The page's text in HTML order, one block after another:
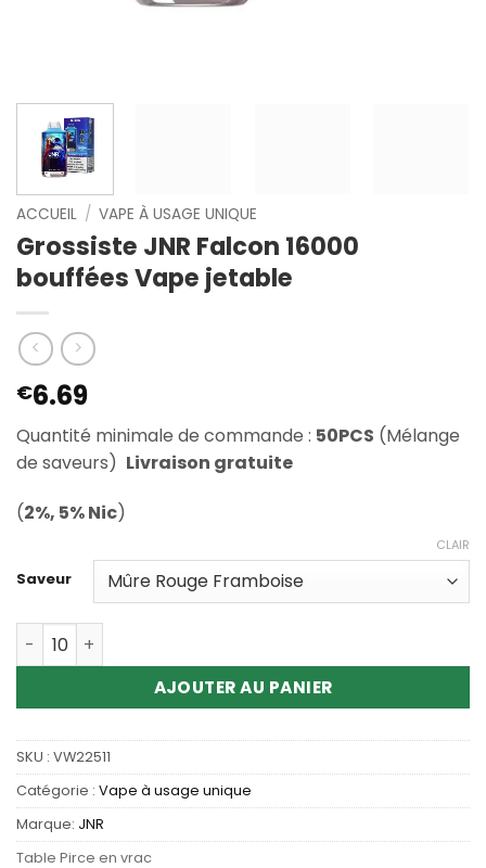
ACCUEIL / VAPE À USAGE UNIQUE
Grossiste JNR Falcon 16000
bouffées Vape jetable
€6.69
Quantité minimale de commande : 50PCS (Mélange
de saveurs) Livraison gratuite
(2%, 5% Nic)
Saveur
CLAIR
Quantité Wholesale JNR Falcon 16000 Puffs Disposable
AJOUTER AU PANIER
SKU : VW22511
Catégorie : Vape à usage unique
Marque: JNR
Table Pirce en vrac